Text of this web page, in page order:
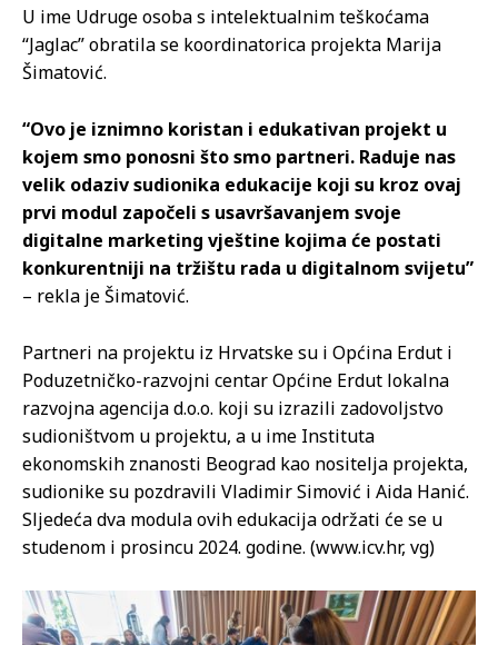
U ime Udruge osoba s intelektualnim teškoćama
“Jaglac” obratila se koordinatorica projekta Marija
Šimatović.
“Ovo je iznimno koristan i edukativan projekt u
kojem smo ponosni što smo partneri. Raduje nas
velik odaziv sudionika edukacije koji su kroz ovaj
prvi modul započeli s usavršavanjem svoje
digitalne marketing vještine kojima će postati
konkurentniji na tržištu rada u digitalnom svijetu”
– rekla je Šimatović.
Partneri na projektu iz Hrvatske su i Općina Erdut i
Poduzetničko-razvojni centar Općine Erdut lokalna
razvojna agencija d.o.o. koji su izrazili zadovoljstvo
sudioništvom u projektu, a u ime Instituta
ekonomskih znanosti Beograd kao nositelja projekta,
sudionike su pozdravili Vladimir Simović i Aida Hanić.
Sljedeća dva modula ovih edukacija održati će se u
studenom i prosincu 2024. godine. (www.icv.hr, vg)